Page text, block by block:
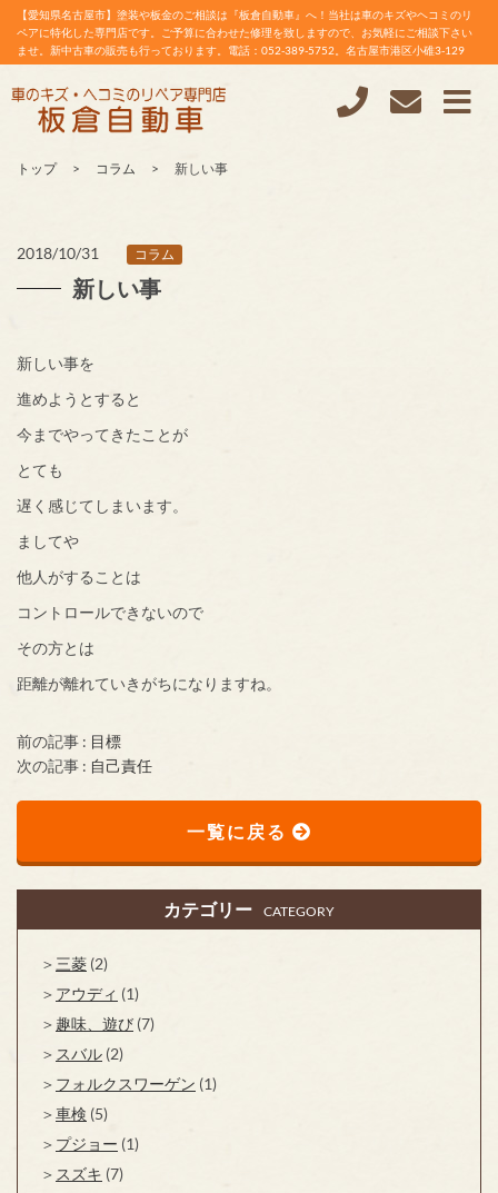
【愛知県名古屋市】塗装や板金のご相談は『板倉自動車』へ！当社は車のキズやヘコミのリ
ペアに特化した専門店です。ご予算に合わせた修理を致しますので、お気軽にご相談下さい
ませ。新中古車の販売も行っております。電話：052-389-5752。名古屋市港区小碓3-129
トップ コラム 新しい事
2018/10/31 コラム
新しい事
新しい事を
進めようとすると
今までやってきたことが
とても
遅く感じてしまいます。
ましてや
他人がすることは
コントロールできないので
その方とは
距離が離れていきがちになりますね。
前の記事 : 目標
次の記事 : 自己責任
一覧に戻る
カテゴリー CATEGORY
三菱 (2)
アウディ (1)
趣味、遊び (7)
スバル (2)
フォルクスワーゲン (1)
車検 (5)
プジョー (1)
スズキ (7)